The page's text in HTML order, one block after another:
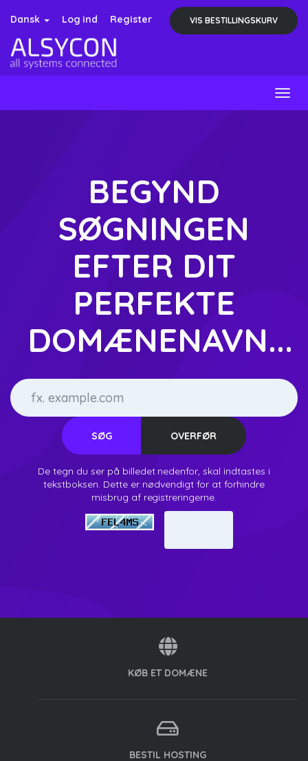
Dansk Log ind Register VIS BESTILLINGSKURV
BEGYND
SØGNINGEN
EFTER DIT
PERFEKTE
DOMÆNENAVN...
De tegn du ser på billedet nedenfor, skal indtastes i
tekstboksen. Dette er nødvendigt for at forhindre
misbrug af registreringerne.
KØB ET DOMÆNE
BESTIL HOSTING